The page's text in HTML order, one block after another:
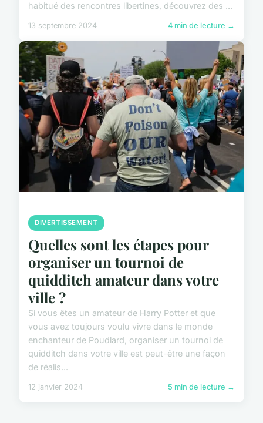
habitué des rencontres libertines, découvrez des ...
13 septembre 2024 4 min de lecture →
DIVERTISSEMENT
Quelles sont les étapes pour
organiser un tournoi de
quidditch amateur dans votre
ville ?
Si vous êtes un amateur de Harry Potter et que
vous avez toujours voulu vivre dans le monde
enchanteur de Poudlard, organiser un tournoi de
quidditch dans votre ville est peut-être une façon
de réalis...
12 janvier 2024 5 min de lecture →